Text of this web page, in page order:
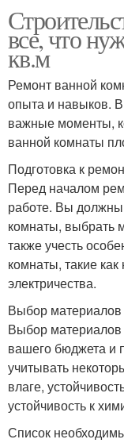
все, что
кв.м
Ремонт ванной
опыта и навыков.
важные моменты,
ванной комнаты
Подготовка к
Перед началом
работе. Вы должны
комнаты, выбрать
также учесть
комнаты, такие
электричества.
Выбор материалов
Выбор материалов
вашего бюджета и
учитывать
влаге,
устойчивость к
Список